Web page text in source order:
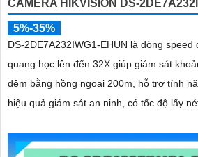
CAMERA HIKVISION DS-
5%-35%
DS-2DE7A232IWG1-EHUN là dòng
quang học lên đến 32X giúp giám sát
đêm bằng hồng ngoại 200m, hỗ trợ tính
hiệu quả giám sát an ninh, có tốc độ lấy